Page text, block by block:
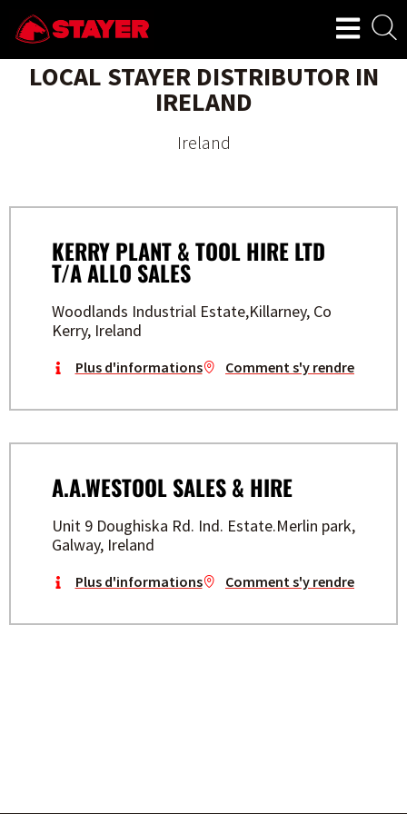
LOCAL STAYER DISTRIBUTOR IN
IRELAND
Ireland
KERRY PLANT & TOOL HIRE LTD
T/A ALLO SALES
Woodlands Industrial Estate,Killarney, Co
Kerry, Ireland
Plus d'informations Comment s'y rendre
A.A.WESTOOL SALES & HIRE
Unit 9 Doughiska Rd. Ind. Estate.Merlin park,
Galway, Ireland
Plus d'informations Comment s'y rendre